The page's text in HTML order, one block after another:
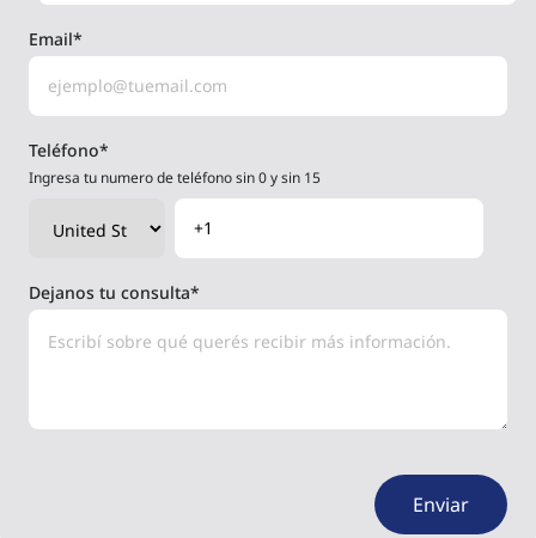
Email*
Teléfono*
Ingresa tu numero de teléfono sin 0 y sin 15
Dejanos tu consulta*